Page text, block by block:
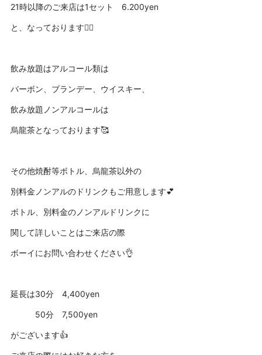
21時以降のご来店は1セット 6.200yen
と、なっております🙇‍♂️
飲み放題はアルコール類は
バーボン、ブランデー、ウイスキー、
飲み放題ノンアルコールは
烏龍茶となっております🥰
その他焼酎等ボトル、烏龍茶以外の
別料金ノンアルのドリンクもご用意します💕
ボトル、別料金のノンアルドリンクに
関して詳しいことはご来店の際
ボーイにお問い合わせください👌
延長は30分 4,400yen
50分 7,500yen
がございます👍